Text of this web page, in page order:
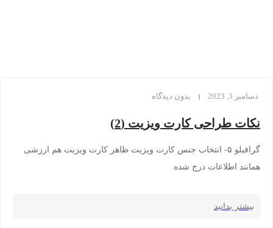
دسامبر 3, 2023 بدون دیدگاه
نکات طراحی کارت ویزیت (2)
گرافیلو ۵- انتخاب جنس کارت ویزیت ظاهر کارت ویزیت هم ارزشی
همانند اطلاعات درج شده
بیشتر بدانید